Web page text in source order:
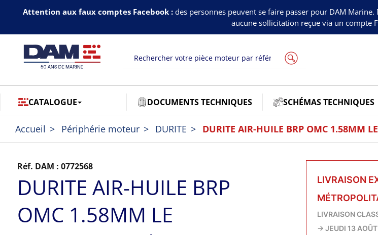
Attention aux faux comptes Facebook :des personnes peuvent se faire passer pour DAM
aucune sollicitation reçue via un compte
CATALOGUE DOCUMENTS TECHNIQUES SCHÉMAS TECHNIQUES
Accueil Périphérie moteur DURITE DURITE AIR-HUILE BRP OMC 1.58MM
Réf. DAM :0772568
DURITE AIR-HUILE BRP
OMC 1.58MM LE
LIVRAISON
LIVRAISON
→ JEUDI 13 AOÛT